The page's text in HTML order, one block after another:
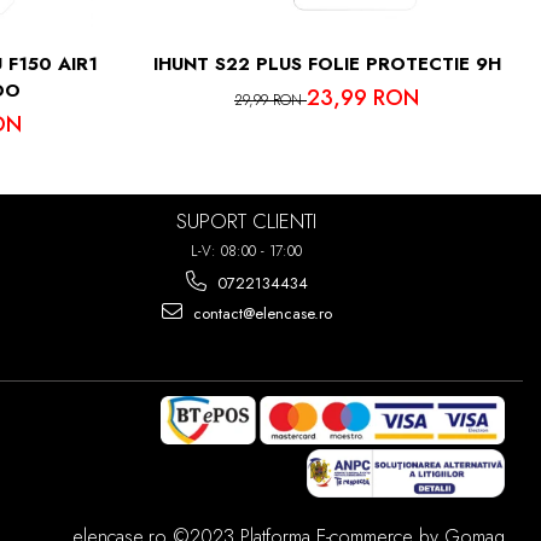
F150 AIR1
IHUNT S22 PLUS FOLIE PROTECTIE 9H
29,99 RON23,99 RON
SUPORT CLIENTI
L-V: 08:00 - 17:00
0722134434
contact@elencase.ro